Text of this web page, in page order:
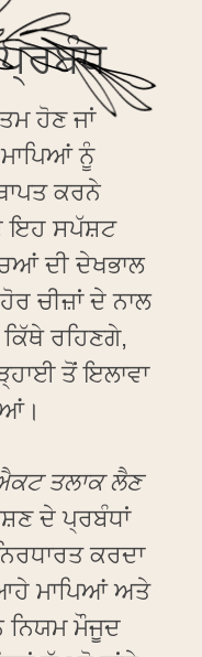
ਹੋਣ ਜਾਂ
ਨੂੰ
ਕਰਨੇ
ਇਹ ਸਪੱਸ਼ਟ
ਦੀ ਦੇਖਭਾਲ
ਚੀਜ਼ਾਂ ਦੇ ਨਾਲ
ਰਹਿਣਗੇ,
ਤੋਂ ਇਲਾਵਾ
ਤਲਾਕ ਲੈਣ
ਦੇ ਪ੍ਰਬੰਧਾਂ
ਕਰਦਾ
ਮਾਪਿਆਂ ਅਤੇ
ਨਿਯਮ ਮੌਜੂਦ